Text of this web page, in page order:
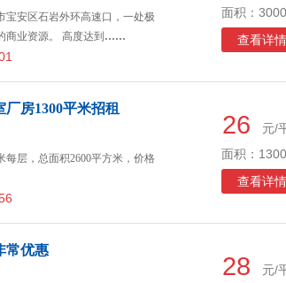
安区石岩外环高速口，一处极
商业资源。 高度达到 ……
面积：
查看详情
房1300平米招租
每层，总面积2600平方米，价格
26
元/
面积：
查看详情
常优惠
28
元/